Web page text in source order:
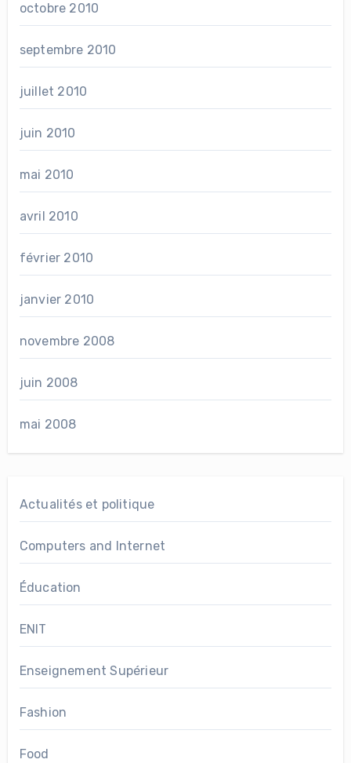
octobre 2010
septembre 2010
juillet 2010
juin 2010
mai 2010
avril 2010
février 2010
janvier 2010
novembre 2008
juin 2008
mai 2008
Actualités et politique
Computers and Internet
Éducation
ENIT
Enseignement Supérieur
Fashion
Food